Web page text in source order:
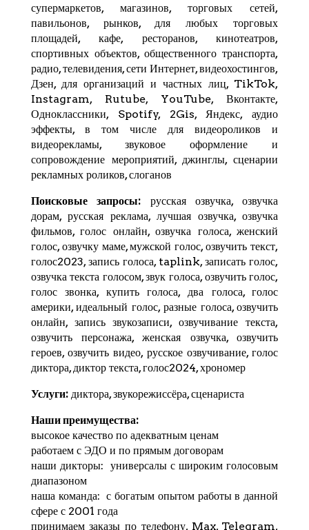
супермаркетов, магазинов, торговых сетей,
павильонов, рынков, для любых торговых
площадей, кафе, ресторанов, кинотеатров,
спортивных объектов, общественного транспорта,
радио, телевидения, сети Интернет, видеохостингов,
Дзен, для организаций и частных лиц, TikTok,
Instagram, Rutube, YouTube,Вконтакте,
Одноклассники, Spotify,2Gis,Яндекс, аудио
эффекты, в том числе для видеороликов и
видеорекламы, звуковое оформление и
сопровождение мероприятий, джинглы, сценарии
рекламных роликов, слоганов
Поисковые запросы:русская озвучка, озвучка
дорам, русская реклама, лучшая озвучка, озвучка
фильмов, голос онлайн, озвучка голоса, женский
голос, озвучку маме, мужской голос, озвучить текст,
голос2023, запись голоса, taplink, записать голос,
озвучка текста голосом, звук голоса, озвучить голос,
голос звонка, купить голоса, два голоса, голос
америки, идеальный голос, разные голоса, озвучить
онлайн, запись звукозаписи, озвучивание текста,
озвучить персонажа, женская озвучка, озвучить
героев, озвучить видео, русское озвучивание, голос
диктора, диктор текста, голос2024,хрономер
Услуги:диктора, звукорежиссёра, сценариста
Наши преимущества:
высокое качество по адекватным ценам
работаем с ЭДО и по прямым договорам
наши дикторы: универсалы с широким голосовым
диапазоном
наша команда: с богатым опытом работы в данной
сфере с 2001 года
принимаем заказы по телефону, Max, Telegram,